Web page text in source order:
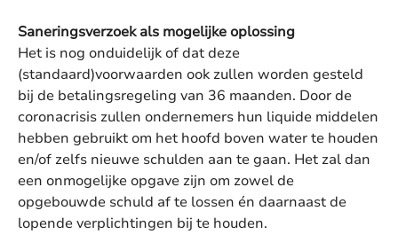
Saneringsverzoek als mogelijke oplossing
Het is nog onduidelijk of dat deze
(standaard)voorwaarden ook zullen worden gesteld
bij de betalingsregeling van 36 maanden. Door de
coronacrisis zullen ondernemers hun liquide middelen
hebben gebruikt om het hoofd boven water te houden
en/of zelfs nieuwe schulden aan te gaan. Het zal dan
een onmogelijke opgave zijn om zowel de
opgebouwde schuld af te lossen én daarnaast de
lopende verplichtingen bij te houden.